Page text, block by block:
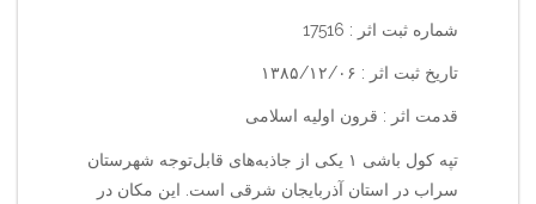
شماره ثبت اثر : 17516
تاریخ ثبت اثر : ۱۳۸۵/۱۲/۰۶
قدمت اثر : قرون اولیه اسلامی
تپه کول باشی ۱ یکی از جاذبه‌های قابل‌توجه شهرستان
سراب در استان آذربایجان شرقی است. این مکان در